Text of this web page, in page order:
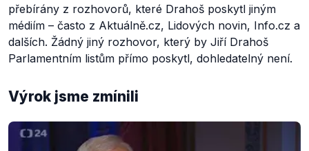
přebírány z rozhovorů, které Drahoš poskytl jiným
médiím – často z Aktuálně.cz, Lidových novin, Info.cz a
dalších. Žádný jiný rozhovor, který by Jiří Drahoš
Parlamentním listům přímo poskytl, dohledatelný není.
Výrok jsme zmínili